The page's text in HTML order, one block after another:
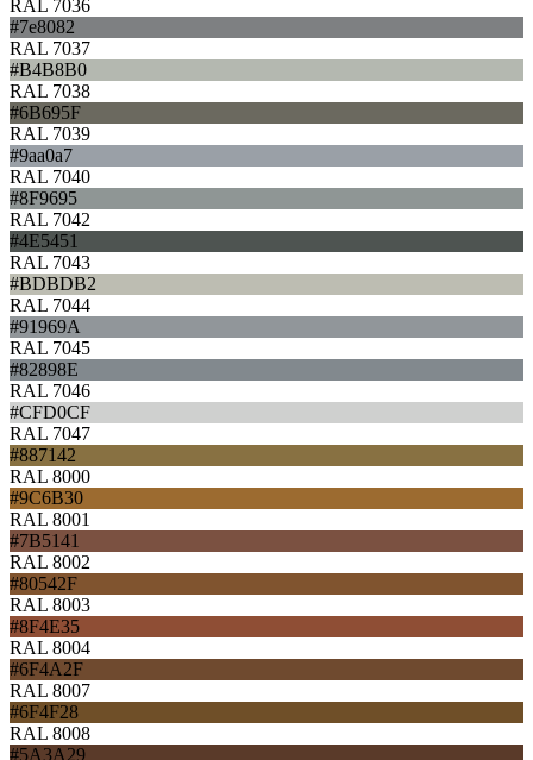
RAL 7036
#7e8082
RAL 7037
#B4B8B0
RAL 7038
#6B695F
RAL 7039
#9aa0a7
RAL 7040
#8F9695
RAL 7042
#4E5451
RAL 7043
#BDBDB2
RAL 7044
#91969A
RAL 7045
#82898E
RAL 7046
#CFD0CF
RAL 7047
#887142
RAL 8000
#9C6B30
RAL 8001
#7B5141
RAL 8002
#80542F
RAL 8003
#8F4E35
RAL 8004
#6F4A2F
RAL 8007
#6F4F28
RAL 8008
#5A3A29